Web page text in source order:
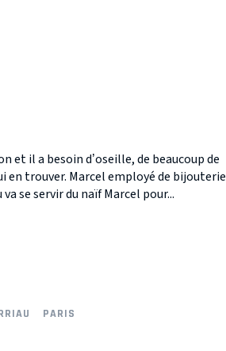
et il a besoin d’oseille, de beaucoup de
en trouver. Marcel employé de bijouterie
se servir du naïf Marcel pour...
PARIS